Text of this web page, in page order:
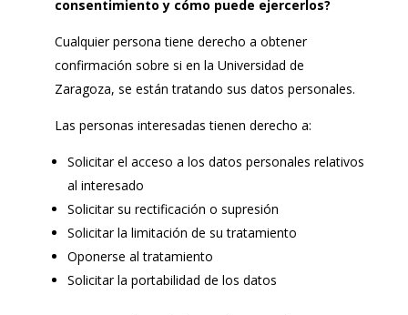
consentimiento y cómo puede ejercerlos?
Cualquier persona tiene derecho a obtener
confirmación sobre si en la Universidad de
Zaragoza, se están tratando sus datos personales.
Las personas interesadas tienen derecho a:
Solicitar el acceso a los datos personales relativos
al interesado
Solicitar su rectificación o supresión
Solicitar la limitación de su tratamiento
Oponerse al tratamiento
Solicitar la portabilidad de los datos